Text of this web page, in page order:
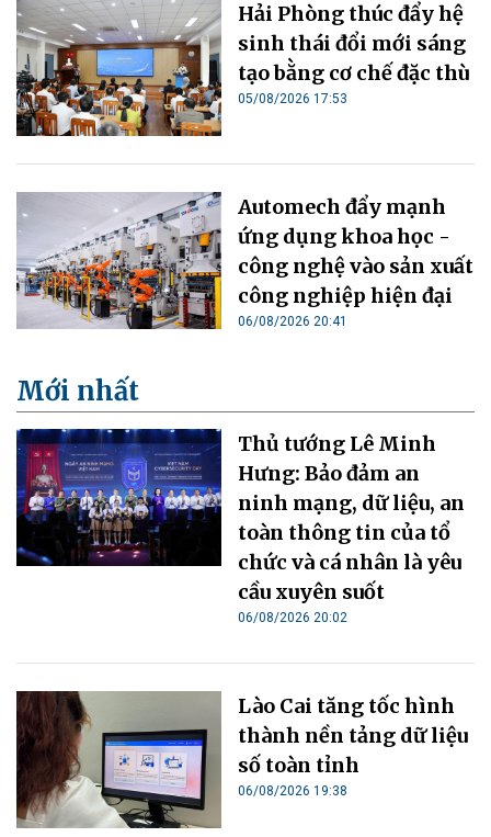
Hải Phòng thúc đẩy hệ
sinh thái đổi mới sáng
tạo bằng cơ chế đặc thù
05/08/2026 17:53
Automech đẩy mạnh
ứng dụng khoa học -
công nghệ vào sản xuất
công nghiệp hiện đại
06/08/2026 20:41
Mới nhất
Thủ tướng Lê Minh
Hưng: Bảo đảm an
ninh mạng, dữ liệu, an
toàn thông tin của tổ
chức và cá nhân là yêu
cầu xuyên suốt
06/08/2026 20:02
Lào Cai tăng tốc hình
thành nền tảng dữ liệu
số toàn tỉnh
06/08/2026 19:38